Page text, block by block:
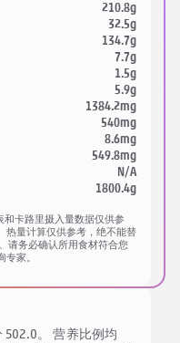
210.8g
32.5g
134.7g
7.7g
1.5g
5.9g
1384.2mg
540mg
8.6mg
549.8mg
N/A
1800.4g
和卡路里摄入量数据仅供参
热量计算仅供参考，绝不能替
请务必确认所用食材符合您
专家。
502.0。 营养比例均